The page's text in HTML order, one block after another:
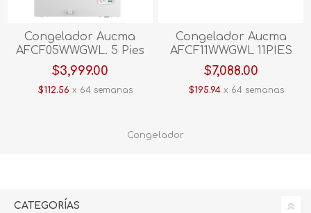
Congelador Aucma
AFCF05WWGWL. 5 Pies
Blanco
$3,999.00
$112.56 x 64 semanas
Congelador Aucma
AFCF11WWGWL 11PIES
Blanco
$7,088.00
$195.94x 64 semanas
Congelador
CATEGORÍAS